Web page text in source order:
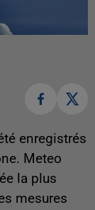
enregistrés
Meteo
la plus
mesures